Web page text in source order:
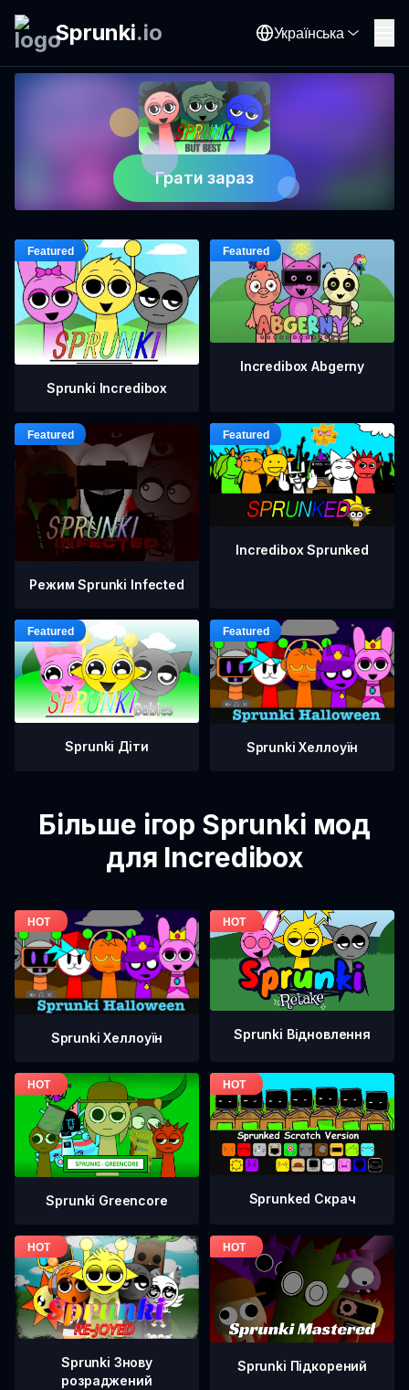
Sprunki.io Українська
Грати зараз
Sprunki Incredibox
Incredibox Abgerny
Режим Sprunki Infected
Incredibox Sprunked
Sprunki Діти Sprunki Хеллоуїн
Більше ігор Sprunki мод
для Incredibox
Sprunki Хеллоуїн Sprunki Відновлення
Sprunki Greencore Sprunked Скрач
Sprunki Знову
розраджений
Sprunki Підкорений